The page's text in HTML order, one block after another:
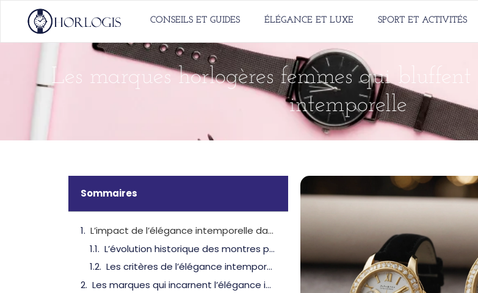
CONSEILS ET GUIDES ÉLÉGANCE ET LUXE SPORT ET ACTIVITÉS
Les marques horlogères femmes qui
intemporelle
Sommaires
L’impact de l’élégance intemporelle dans l’horlogerie féminine
L’évolution historique des montres pour femmes
Les critères de l’élégance intemporelle
Les marques qui incarnent l’élégance intemporelle